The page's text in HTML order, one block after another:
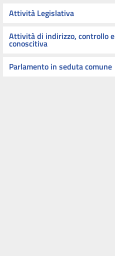
Attività Legislativa
Attività di indirizzo, controllo e
conoscitiva
Parlamento in seduta comune